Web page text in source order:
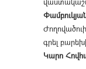
գրել
Կարո